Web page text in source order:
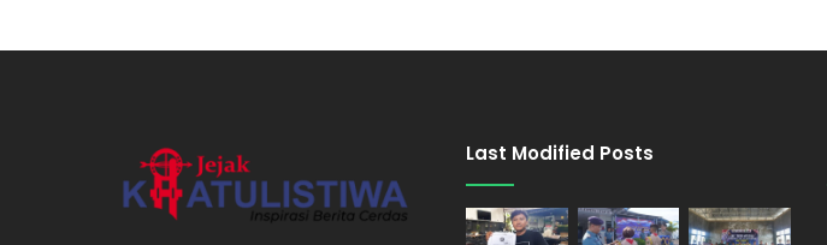
Last Modified Posts